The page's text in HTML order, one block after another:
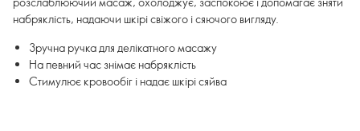
набряклість, надаючи шкірі свіжого і сяючого вигляду.
Зручна ручка для делікатного масажу
На певний час знімає набряклість
Стимулює кровообіг і надає шкірі сяйва